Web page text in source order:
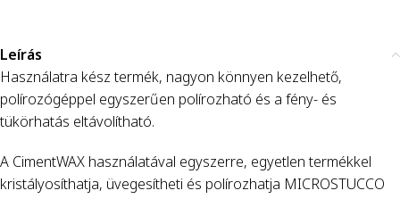
Leírás
Használatra kész termék, nagyon könnyen kezelhető,
polírozógéppel egyszerűen polírozható és a fény- és
tükörhatás eltávolítható.
A CimentWAX használatával egyszerre, egyetlen termékkel
kristályosíthatja, üvegesítheti és polírozhatja MICROSTUCCO